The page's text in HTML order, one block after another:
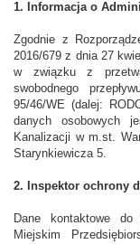
1. Informacja o
Zgodnie z
2016/679 z dnia 27
w związku z
swobodnego
95/46/WE (dalej:
danych osobowych
Kanalizacji w m.st.
Starynkiewicza 5.
2. Inspektor ochrony
Dane kontaktowe
Miejskim